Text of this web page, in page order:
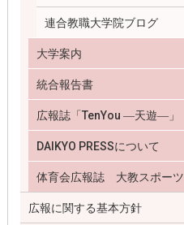
連合教職大学院ブログ
大学案内
統合報告書
広報誌「TenYou ―天遊―」
DAIKYO PRESSについて
体育会広報誌 大教スポーツ
広報に関する基本方針